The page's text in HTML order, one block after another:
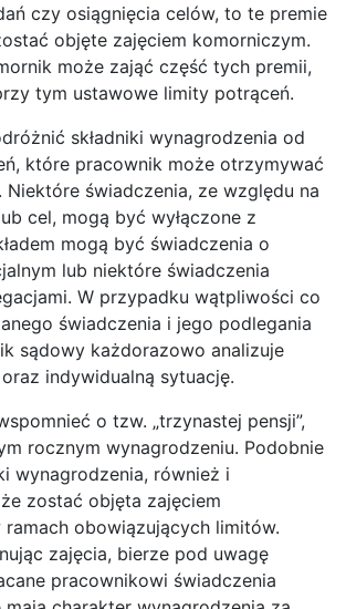
czy osiągnięcia celów, to te premie
objęte zajęciem komorniczym.
może zająć część tych premii,
tym ustawowe limity potrąceń.
składniki wynagrodzenia od
które pracownik może otrzymywać
świadczenia, ze względu na
cel, mogą być wyłączone z
mogą być świadczenia o
lub niektóre świadczenia
W przypadku wątpliwości co
świadczenia i jego podlegania
sądowy każdorazowo analizuje
indywidualną sytuację.
o tzw. „trzynastej pensji”,
rocznym wynagrodzeniu. Podobnie
wynagrodzenia, również i
zostać objęta zajęciem
obowiązujących limitów.
zajęcia, bierze pod uwagę
pracownikowi świadczenia